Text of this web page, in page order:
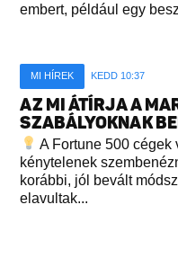
embert, például egy
MI HÍREK KEDD 10:37
AZ MI ÁTÍRJA A
SZABÁLYOKNAK
A Fortune 500 cégek
kénytelenek
korábbi, jól bevált
elavultak...